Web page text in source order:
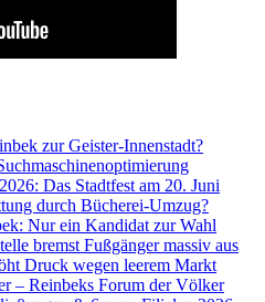
zur Geister-Innenstadt?
Das Stadtfest am 20. Juni
durch Bücherei-Umzug?
Nur ein Kandidat zur Wahl
bremst Fußgänger massiv aus
Druck wegen leerem Markt
– Reinbeks Forum der Völker